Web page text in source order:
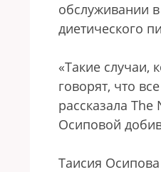
обслуживании
диетического
«Такие случаи,
говорят, что
рассказала
Осиповой
Таисия